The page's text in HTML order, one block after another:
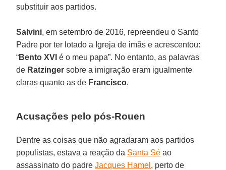
substituir aos partidos.
Salvini, em setembro de 2016, repreendeu o Santo
Padre por ter lotado a Igreja de imãs e acrescentou:
“Bento XVI é o meu papa”. No entanto, as palavras
de Ratzinger sobre a imigração eram igualmente
claras quanto as de Francisco.
Acusações pelo pós-Rouen
Dentre as coisas que não agradaram aos partidos
populistas, estava a reação da Santa Sé ao
assassinato do padreJacques Hamel , perto de